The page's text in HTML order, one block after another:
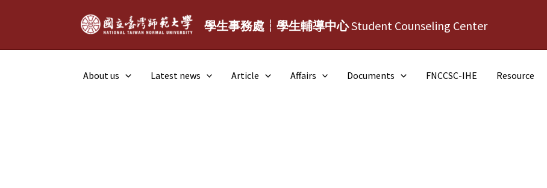
學生事務處┆學生輔導中心Student Counseling Center
About us Latest news Article Affairs Documents FNCCSC-IHE Resource